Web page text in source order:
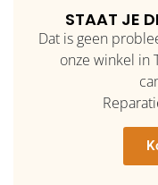
STAAT JE
Dat is geen
onze winkel in